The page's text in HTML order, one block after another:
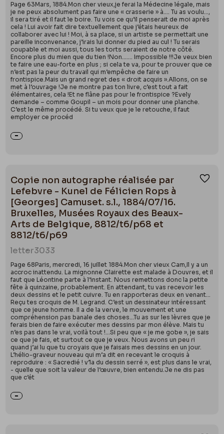
Page 63Mars, 1884.Mon cher vieux,je ferai la Médecine légale, mais
je ne peux absolument pas faire une « crasserie » à…. Tu as voulu…,
il sera tiré et il faut le boire. Tu vois ce qu’il penserait de moi après
cela ! Lui avoir fait dire textuellement que j’étais heureux de
collaborer avec lui ! Moi, à sa place, si un artiste se permettait une
pareille inconvenance, j’irais lui donner du pied au cul ! Tu serais
coupable et moi aussi, tous les torts seraient de notre côté.
Encore plus du mien que du tien !Non……. Impossible !!!Je veux bien
te faire une eau-forte en plus ; si cela te va, pour te prouver que ce
n’est pas la peur du travail qui m’empêche de faire un
frontispice.Mais un grand regret des « droit acquis ».Allons, on se
met à l’ouvrage !Je ne montre pas ton livre, c’est tout a fait
élémentaires, cela !Et ne flâne pas pour le frontispice ?Evely
demande – comme Goupil – un mois pour donner une planche.
C’est le même procédé. Si tu veux que je le retouche, il faut
employer ce procéd
Copie non autographe réalisée par
Lefebvre - Kunel de Félicien Rops à
[Georges] Camuset. s.l., 1884/07/16.
Bruxelles, Musées Royaux des Beaux-
Arts de Belgique, 8812/t6/p68 et
8812/t6/p69
letter3033
Page 68Paris, mercredi, 16 juillet 1884.Mon cher vieux Cam,Il y a un
accroc inattendu. La mignonne Clairette est malade à Douvres, et il
faut que Léontine parte à l’instant. Nous remettons donc la petite
fête à quinzaine, probablement. En attendant, tu vas recevoir les
deux dessins et le petit cuivre. Tu en rapporteras deux en venant…
Reçu tes croquis de M. Legrand. C’est un dessinateur intéressant
que ce jeune homme. Il a de la verve, le mouvement et une
compréhension pas banale des choses…Tu as sur les lèvres que je
ferais bien de faire exécuter mes dessins par mon élève. Mais tu
n’es pas dans le vrai, voilà tout !…Si peu que « je me gobe », je sais
ce que je fais, et surtout ce que je veux. Nous avons un peu ri
quand j’ai lu que tu croyais que je faisais mes dessins en un jour.
L’hélio-graveur nouveau qui m’a dit en recevant le croquis à
reproduire : « Sacredié ! v’la du dessin serré », est plus dans le vrai,
- quelle que soit la valeur de l’œuvre, bien entendu.Je ne dis pas
que c’ét